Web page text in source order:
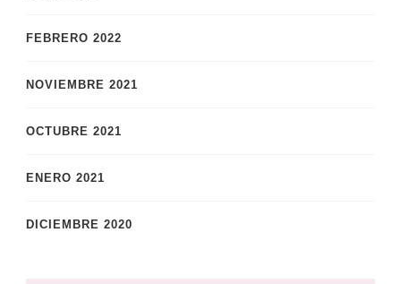
FEBRERO 2022
NOVIEMBRE 2021
OCTUBRE 2021
ENERO 2021
DICIEMBRE 2020